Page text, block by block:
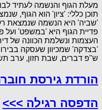
מעלת הגוף והנשמה לעתיד
תוכן כללי: 'ציון' הוא הגוף,
'שביה' היא הנשמה שנמצאת
פדיית הגוף היא 'במשפט' ועל
העצמות ונשלמת הכוונה של
'בצדקה' שמכיוון שעסקה
ש"פ דברים, שבת חזון, ערב
הורדת גירסת
הדפסה רגילה >>>